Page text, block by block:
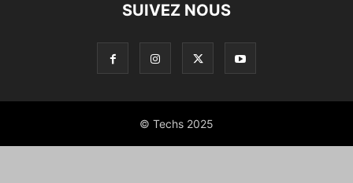
SUIVEZ NOUS
© Techs 2025